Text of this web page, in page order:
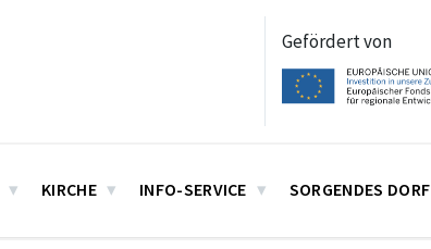
Gefördert von
KIRCHE INFO-SERVICE SORGENDES DORF